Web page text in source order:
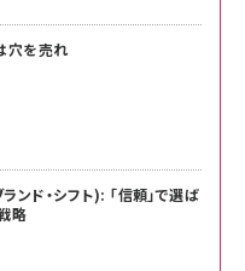
穴を売れ
ド・シフト): 「信頼」で選ば
略